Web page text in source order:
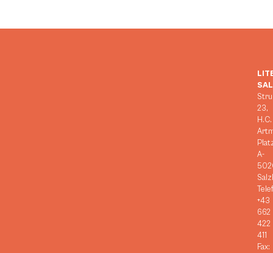
23,
H.C.
A-
+43
662
422
411
Fax: